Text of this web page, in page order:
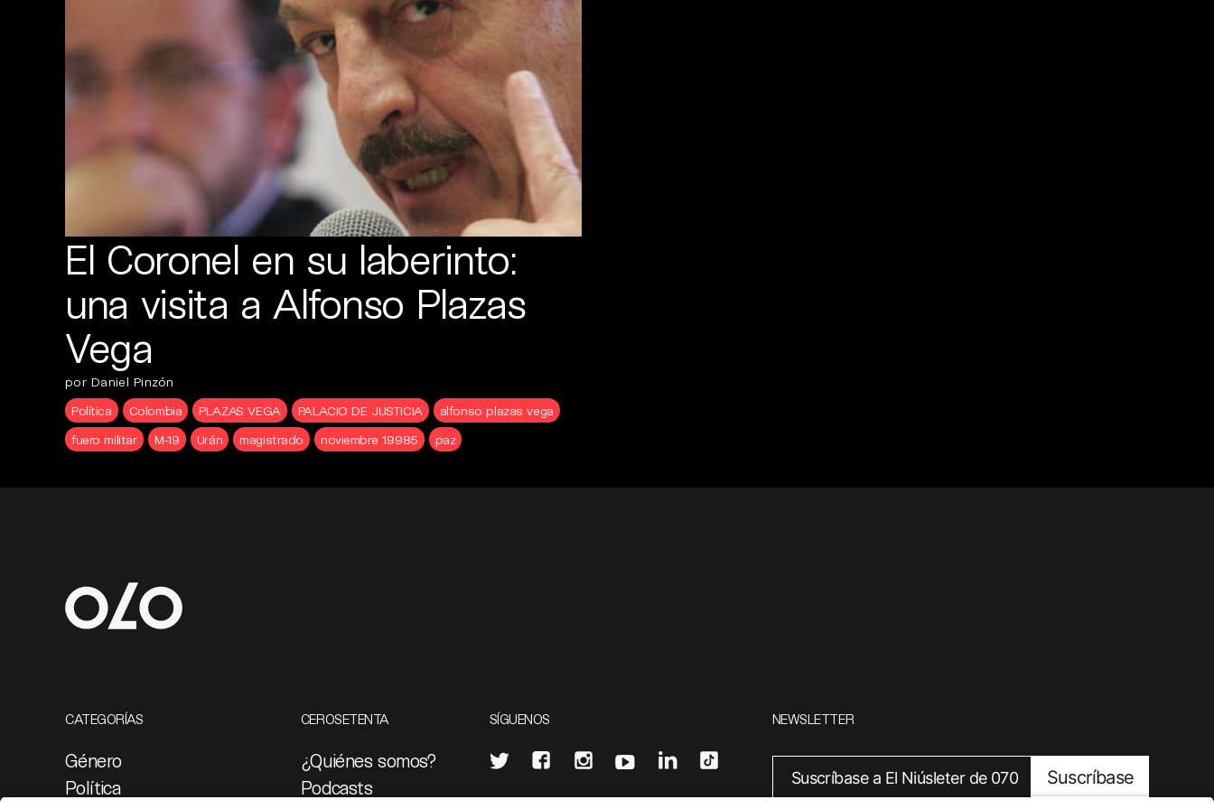
El Coronel en su laberinto:
una visita a Alfonso Plazas
Vega
por Daniel Pinzón
Política
Colombia PLAZAS VEGA PALACIO DE JUSTICIA
alfonso plazas vega
fuero militar
M-19 Urán magistrado noviembre 19985 paz
CATEGORÍAS
Género
Política
CEROSETENTA
¿Quiénes somos?
Podcasts
SÍGUENOS NEWSLETTER
Suscríbase